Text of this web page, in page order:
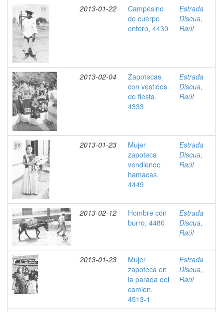
2013-01-22
Campesino
de cuerpo
entero, 4430
Estrada
Discua,
Raúl
2013-02-04
Zapotecas
con vestidos
de fiesta,
4333
Estrada
Discua,
Raúl
2013-01-23
Mujer
zapoteca
vendiendo
hamacas,
4449
Estrada
Discua,
Raúl
2013-02-12
Hombre con
burro, 4480
Estrada
Discua,
Raúl
2013-01-23
Mujer
zapoteca en
la parada del
camion,
4513-1
Estrada
Discua,
Raúl